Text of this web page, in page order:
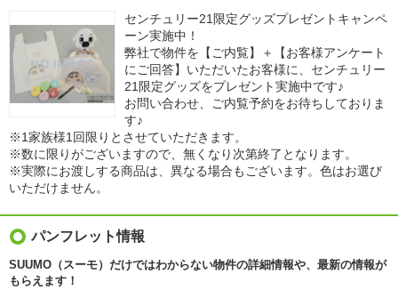
センチュリー21限定グッズプレゼントキャンペ
ーン実施中！
弊社で物件を【ご内覧】＋【お客様アンケート
にご回答】いただいたお客様に、センチュリー
21限定グッズをプレゼント実施中です♪
お問い合わせ、ご内覧予約をお待ちしておりま
す♪
※1家族様1回限りとさせていただきます。
※数に限りがございますので、無くなり次第終了となります。
※実際にお渡しする商品は、異なる場合もございます。色はお選び
いただけません。
パンフレット情報
SUUMO（スーモ）だけではわからない物件の詳細情報や、最新の情報が
もらえます！